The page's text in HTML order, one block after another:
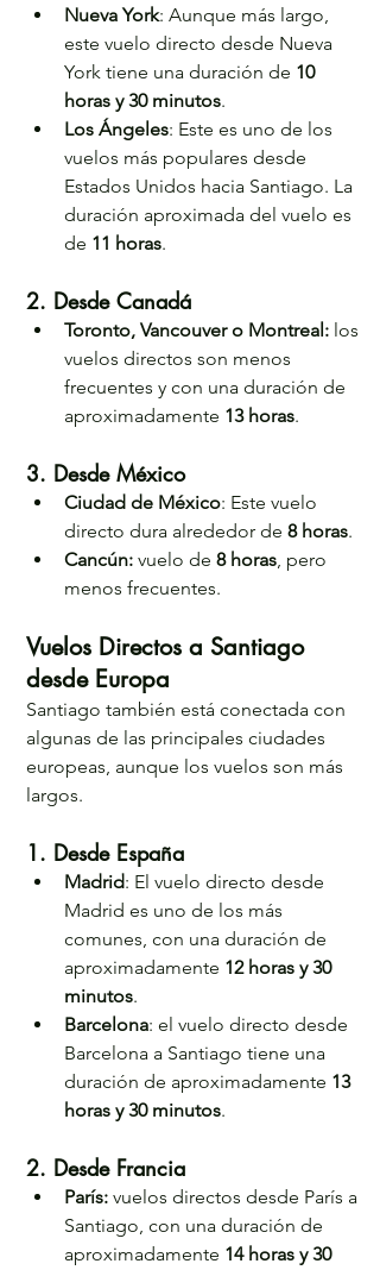
Nueva York: Aunque más largo,
este vuelo directo desde Nueva
York tiene una duración de 10
horas y 30 minutos.
Los Ángeles: Este es uno de los
vuelos más populares desde
Estados Unidos hacia Santiago. La
duración aproximada del vuelo es
de 11 horas.
2. Desde Canadá
Toronto, Vancouver o Montreal: los
vuelos directos son menos
frecuentes y con una duración de
aproximadamente 13 horas.
3. Desde México
Ciudad de México: Este vuelo
directo dura alrededor de 8 horas.
Cancún: vuelo de 8 horas, pero
menos frecuentes.
Vuelos Directos a Santiago
desde Europa
Santiago también está conectada con
algunas de las principales ciudades
europeas, aunque los vuelos son más
largos.
1. Desde España
Madrid: El vuelo directo desde
Madrid es uno de los más
comunes, con una duración de
aproximadamente 12 horas y 30
minutos.
Barcelona: el vuelo directo desde
Barcelona a Santiago tiene una
duración de aproximadamente 13
horas y 30 minutos.
2. Desde Francia
París: vuelos directos desde París a
Santiago, con una duración de
aproximadamente 14 horas y 30